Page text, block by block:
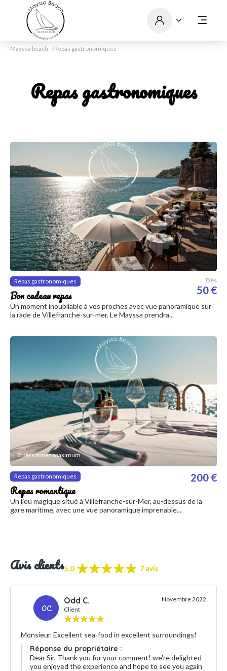
Mayssa beach Repas gastronomiques
Repas gastronomiques
Repas gastronomiques
Bon cadeau repas
Dès
50 €
Un moment inoubliable à vos proches avec vue panoramique sur
la rade de Villefranche-sur-mer. Le Mayssa prendra...
2 personnes maximum
Repas gastronomiques
Repas romantique
200 €
Un lieu magique situé à Villefranche-sur-Mer, au-dessus de la
gare maritime, avec une vue panoramique imprenable...
Avis clients5.0 7 avis
OC
Odd C.
Client
Novembre 2022
Monsieur. Excellent sea-food in excellent surroundings!
Réponse du propriétaire :
Dear Sir, Thank you for your comment! we're delighted
you enjoyed the experience and hope to see you again